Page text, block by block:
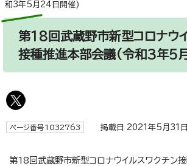
和3年5月24日開催)
第18回武蔵野市新型コロナウ
接種推進本部会議(令和3年5
ページ番号1032763 掲載日 2021年5月31日
第18回武蔵野市新型コロナウイルスワクチン